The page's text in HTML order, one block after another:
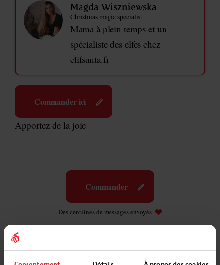
Magda Wiszniewska
Christmas magic specialist
Mama à plein temps et un
spécialiste des elfes chez
elifsanta.fr
Commander ici
Apportez de la joie
Commander
Des centaines de messages envoyés